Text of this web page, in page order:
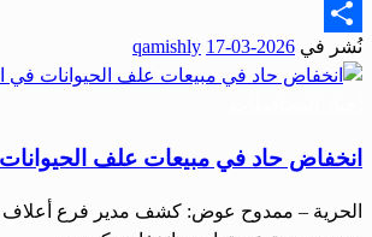
Email
Share
نُشر في 2026-03-17
qamishly
انخفاض حاد في مبيعات علف
الحرية – ممدوح عوض: كشف مدير فرع أعلاف